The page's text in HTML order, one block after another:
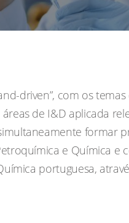
driven”, com os
de I&D aplicada
formar
e Química
portuguesa,